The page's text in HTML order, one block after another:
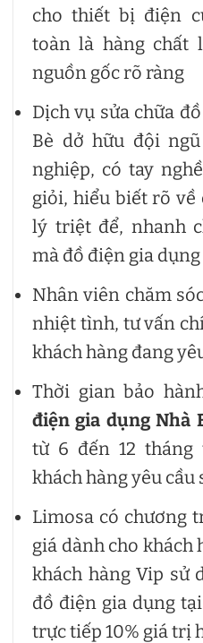
cho thiết bị điện
toàn là hàng chất
nguồn gốc rõ ràng
Dịch vụ sửa chữa
Bè dở hữu đội
nghiệp, có tay
giỏi, hiểu biết rõ
lý triệt để, nhanh
mà đồ điện gia
Nhân viên chăm
nhiệt tình, tư vấn
khách hàng đang
Thời gian bảo
điện gia dụng Nhà
từ 6 đến 12
khách hàng yêu cầu
Limosa có chương
giá dành cho khách
khách hàng Vip sử
đồ điện gia dụng
trực tiếp 10% giá trị